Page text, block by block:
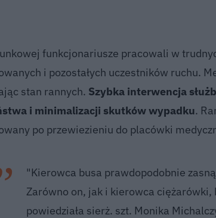
funkcjonariusze pracowali w
i pozostałych uczestników ruchu.
stan rannych. Szybka interwencja
i minimalizacji skutków wypadku.
po przewiezieniu do placówki
"Kierowca busa prawdopodobnie
Zarówno on, jak i kierowca
powiedziała sierż. szt. Monika